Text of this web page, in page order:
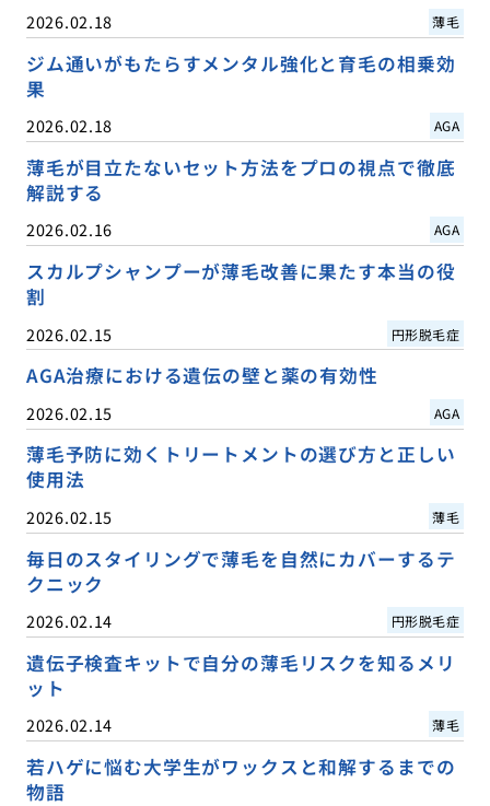
2026.02.18 薄毛
ジム通いがもたらすメンタル強化と育毛の相乗効
果
2026.02.18 AGA
薄毛が目立たないセット方法をプロの視点で徹底
解説する
2026.02.16 AGA
スカルプシャンプーが薄毛改善に果たす本当の役
割
2026.02.15 円形脱毛症
AGA治療における遺伝の壁と薬の有効性
2026.02.15 AGA
薄毛予防に効くトリートメントの選び方と正しい
使用法
2026.02.15 薄毛
毎日のスタイリングで薄毛を自然にカバーするテ
クニック
2026.02.14 円形脱毛症
遺伝子検査キットで自分の薄毛リスクを知るメリ
ット
2026.02.14 薄毛
若ハゲに悩む大学生がワックスと和解するまでの
物語